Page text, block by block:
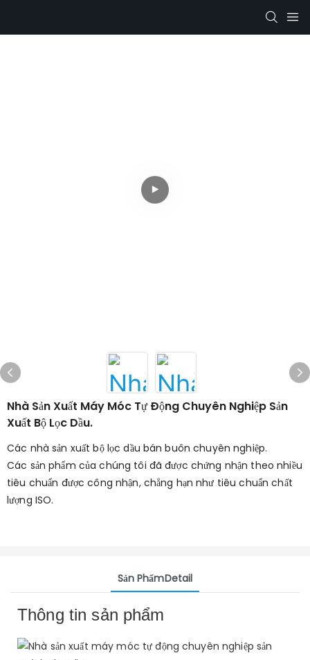
Nhà Sản Xuất Máy Móc Tự Động Chuyên Nghiệp Sản
Xuất Bộ Lọc Dầu.
Các nhà sản xuất bộ lọc dầu bán buôn chuyên nghiệp.
Các sản phẩm của chúng tôi đã được chứng nhận theo nhiều
tiêu chuẩn được công nhận, chẳng hạn như tiêu chuẩn chất
lượng ISO.
Sản PhẩmDetail
Thông tin sản phẩm